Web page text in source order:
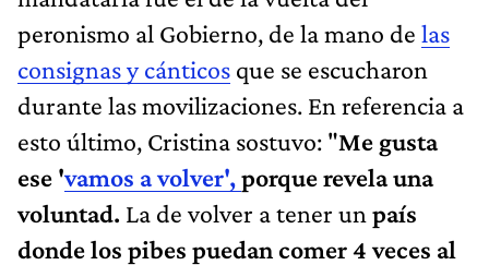
peronismo al Gobierno, de la mano de las
consignas y cánticos que se escucharon
durante las movilizaciones. En referencia a
esto último, Cristina sostuvo: "Me gusta
ese 'vamos a volver',porque revela una
voluntad. La de volver a tener un país
donde los pibes puedan comer 4 veces al